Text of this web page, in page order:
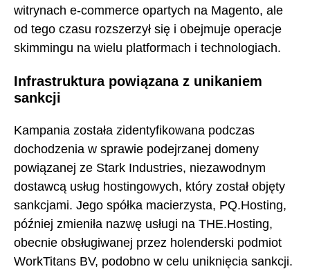
witrynach e-commerce opartych na Magento, ale
od tego czasu rozszerzył się i obejmuje operacje
skimmingu na wielu platformach i technologiach.
Infrastruktura powiązana z unikaniem
sankcji
Kampania została zidentyfikowana podczas
dochodzenia w sprawie podejrzanej domeny
powiązanej ze Stark Industries, niezawodnym
dostawcą usług hostingowych, który został objęty
sankcjami. Jego spółka macierzysta, PQ.Hosting,
później zmieniła nazwę usługi na THE.Hosting,
obecnie obsługiwanej przez holenderski podmiot
WorkTitans BV, podobno w celu uniknięcia sankcji.